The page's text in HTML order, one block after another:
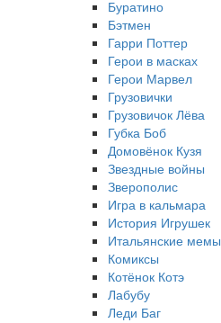
Буратино
Бэтмен
Гарри Поттер
Герои в масках
Герои Марвел
Грузовички
Грузовичок Лёва
Губка Боб
Домовёнок Кузя
Звездные войны
Зверополис
Игра в кальмара
История Игрушек
Итальянские мемы
Комиксы
Котёнок Котэ
Лабубу
Леди Баг